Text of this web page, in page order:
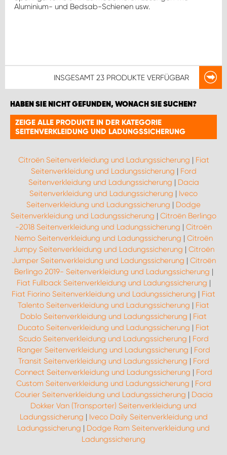
Aluminium- und Bedsab-Schienen usw.
INSGESAMT 23 PRODUKTE VERFÜGBAR
HABEN SIE NICHT GEFUNDEN, WONACH SIE SUCHEN?
ZEIGE ALLE PRODUKTE IN DER KATEGORIE
SEITENVERKLEIDUNG UND LADUNGSSICHERUNG
Citroën Seitenverkleidung und Ladungssicherung | Fiat
Seitenverkleidung und Ladungssicherung | Ford
Seitenverkleidung und Ladungssicherung | Dacia
Seitenverkleidung und Ladungssicherung | Iveco
Seitenverkleidung und Ladungssicherung | Dodge
Seitenverkleidung und Ladungssicherung | Citroën Berlingo
-2018 Seitenverkleidung und Ladungssicherung | Citroën
Nemo Seitenverkleidung und Ladungssicherung | Citroën
Jumpy Seitenverkleidung und Ladungssicherung | Citroën
Jumper Seitenverkleidung und Ladungssicherung | Citroën
Berlingo 2019- Seitenverkleidung und Ladungssicherung |
Fiat Fullback Seitenverkleidung und Ladungssicherung |
Fiat Fiorino Seitenverkleidung und Ladungssicherung | Fiat
Talento Seitenverkleidung und Ladungssicherung | Fiat
Doblo Seitenverkleidung und Ladungssicherung | Fiat
Ducato Seitenverkleidung und Ladungssicherung | Fiat
Scudo Seitenverkleidung und Ladungssicherung | Ford
Ranger Seitenverkleidung und Ladungssicherung | Ford
Transit Seitenverkleidung und Ladungssicherung | Ford
Connect Seitenverkleidung und Ladungssicherung | Ford
Custom Seitenverkleidung und Ladungssicherung | Ford
Courier Seitenverkleidung und Ladungssicherung | Dacia
Dokker Van (Transporter) Seitenverkleidung und
Ladungssicherung | Iveco Daily Seitenverkleidung und
Ladungssicherung | Dodge Ram Seitenverkleidung und
Ladungssicherung